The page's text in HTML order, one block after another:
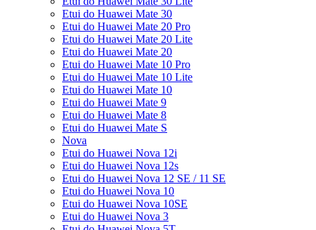
Etui do Huawei Mate 30
Etui do Huawei Mate 20 Pro
Etui do Huawei Mate 20 Lite
Etui do Huawei Mate 20
Etui do Huawei Mate 10 Pro
Etui do Huawei Mate 10 Lite
Etui do Huawei Mate 10
Etui do Huawei Mate 9
Etui do Huawei Mate 8
Etui do Huawei Mate S
Nova
Etui do Huawei Nova 12i
Etui do Huawei Nova 12s
Etui do Huawei Nova 12 SE / 11 SE
Etui do Huawei Nova 10
Etui do Huawei Nova 10SE
Etui do Huawei Nova 3